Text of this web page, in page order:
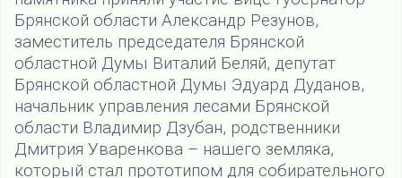
Брянской области Александр Резунов,
заместитель председателя Брянской
областной Думы Виталий Беляй, депутат
Брянской областной Думы Эдуард Дуданов,
начальник управления лесами Брянской
области Владимир Дзубан, родственники
Дмитрия Уваренкова – нашего земляка,
который стал прототипом для собирательного